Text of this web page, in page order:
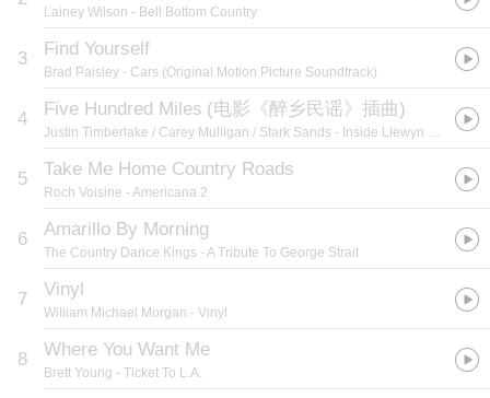
Lainey Wilson - Bell Bottom Country
3 Find Yourself
Brad Paisley - Cars (Original Motion Picture Soundtrack)
4 Five Hundred Miles (电影《醉乡民谣》插曲)
Justin Timberlake / Carey Mulligan / Stark Sands - Inside Llewyn Davis: Original Soundtrack Recording
5 Take Me Home Country Roads
Roch Voisine - Americana 2
6 Amarillo By Morning
The Country Dance Kings - A Tribute To George Strait
7 Vinyl
William Michael Morgan - Vinyl
8 Where You Want Me
Brett Young - Ticket To L.A.